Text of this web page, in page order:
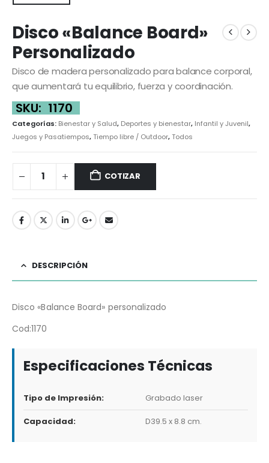
Disco «Balance Board»
Personalizado
Disco de madera personalizado para balance corporal,
que aumentará tu equilibrio, fuerza y coordinación.
SKU: 1170
Categorías: Bienestar y Salud, Deportes y bienestar, Infantil y Juvenil,
Juegos y Pasatiempos,Tiempo libre / Outdoor,Todos
COTIZAR
DESCRIPCIÓN
Disco «Balance Board» personalizado
Cod:1170
Especificaciones Técnicas
Tipo de Impresión: Grabado laser
Capacidad: D39.5 x 8.8 cm.